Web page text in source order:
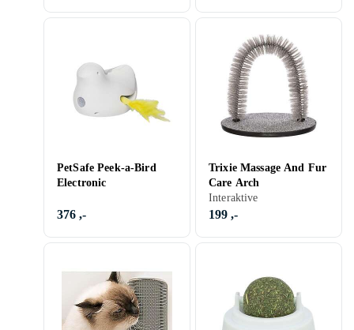
PetSafe Peek-a-Bird
Electronic
376 ,-
Trixie Massage And Fur
Care Arch
Interaktive
199 ,-